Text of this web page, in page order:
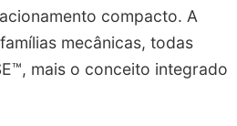
compacto. A
mecânicas, todas
mais o conceito integrado